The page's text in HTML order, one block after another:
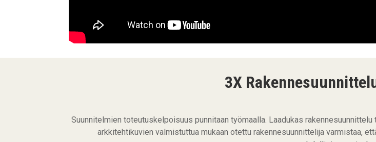
3X
Suunnitelmien toteutuskelpoisuus punnitaan työmaalla. Laadukas
arkkitehtikuvien valmistuttua mukaan otettu rakennesuunnittelija varmistaa,